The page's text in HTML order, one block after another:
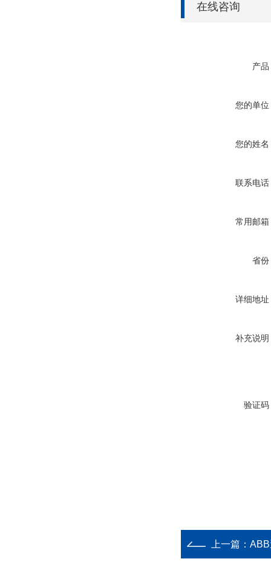
在线咨询
产品
您的单位
您的姓名
联系电话
常用邮箱
省份
详细地址
补充说明
验证码
上一篇：